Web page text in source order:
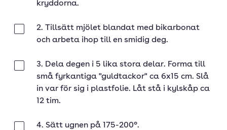
kryddorna.
2. Tillsätt mjölet blandat med bikarbonat
och arbeta ihop till en smidig deg.
3. Dela degen i 5 lika stora delar. Forma till
små fyrkantiga "guldtackor" ca 6x15 cm. Slå
in var för sig i plastfolie. Låt stå i kylskåp ca
12 tim.
4. Sätt ugnen på 175-200°.